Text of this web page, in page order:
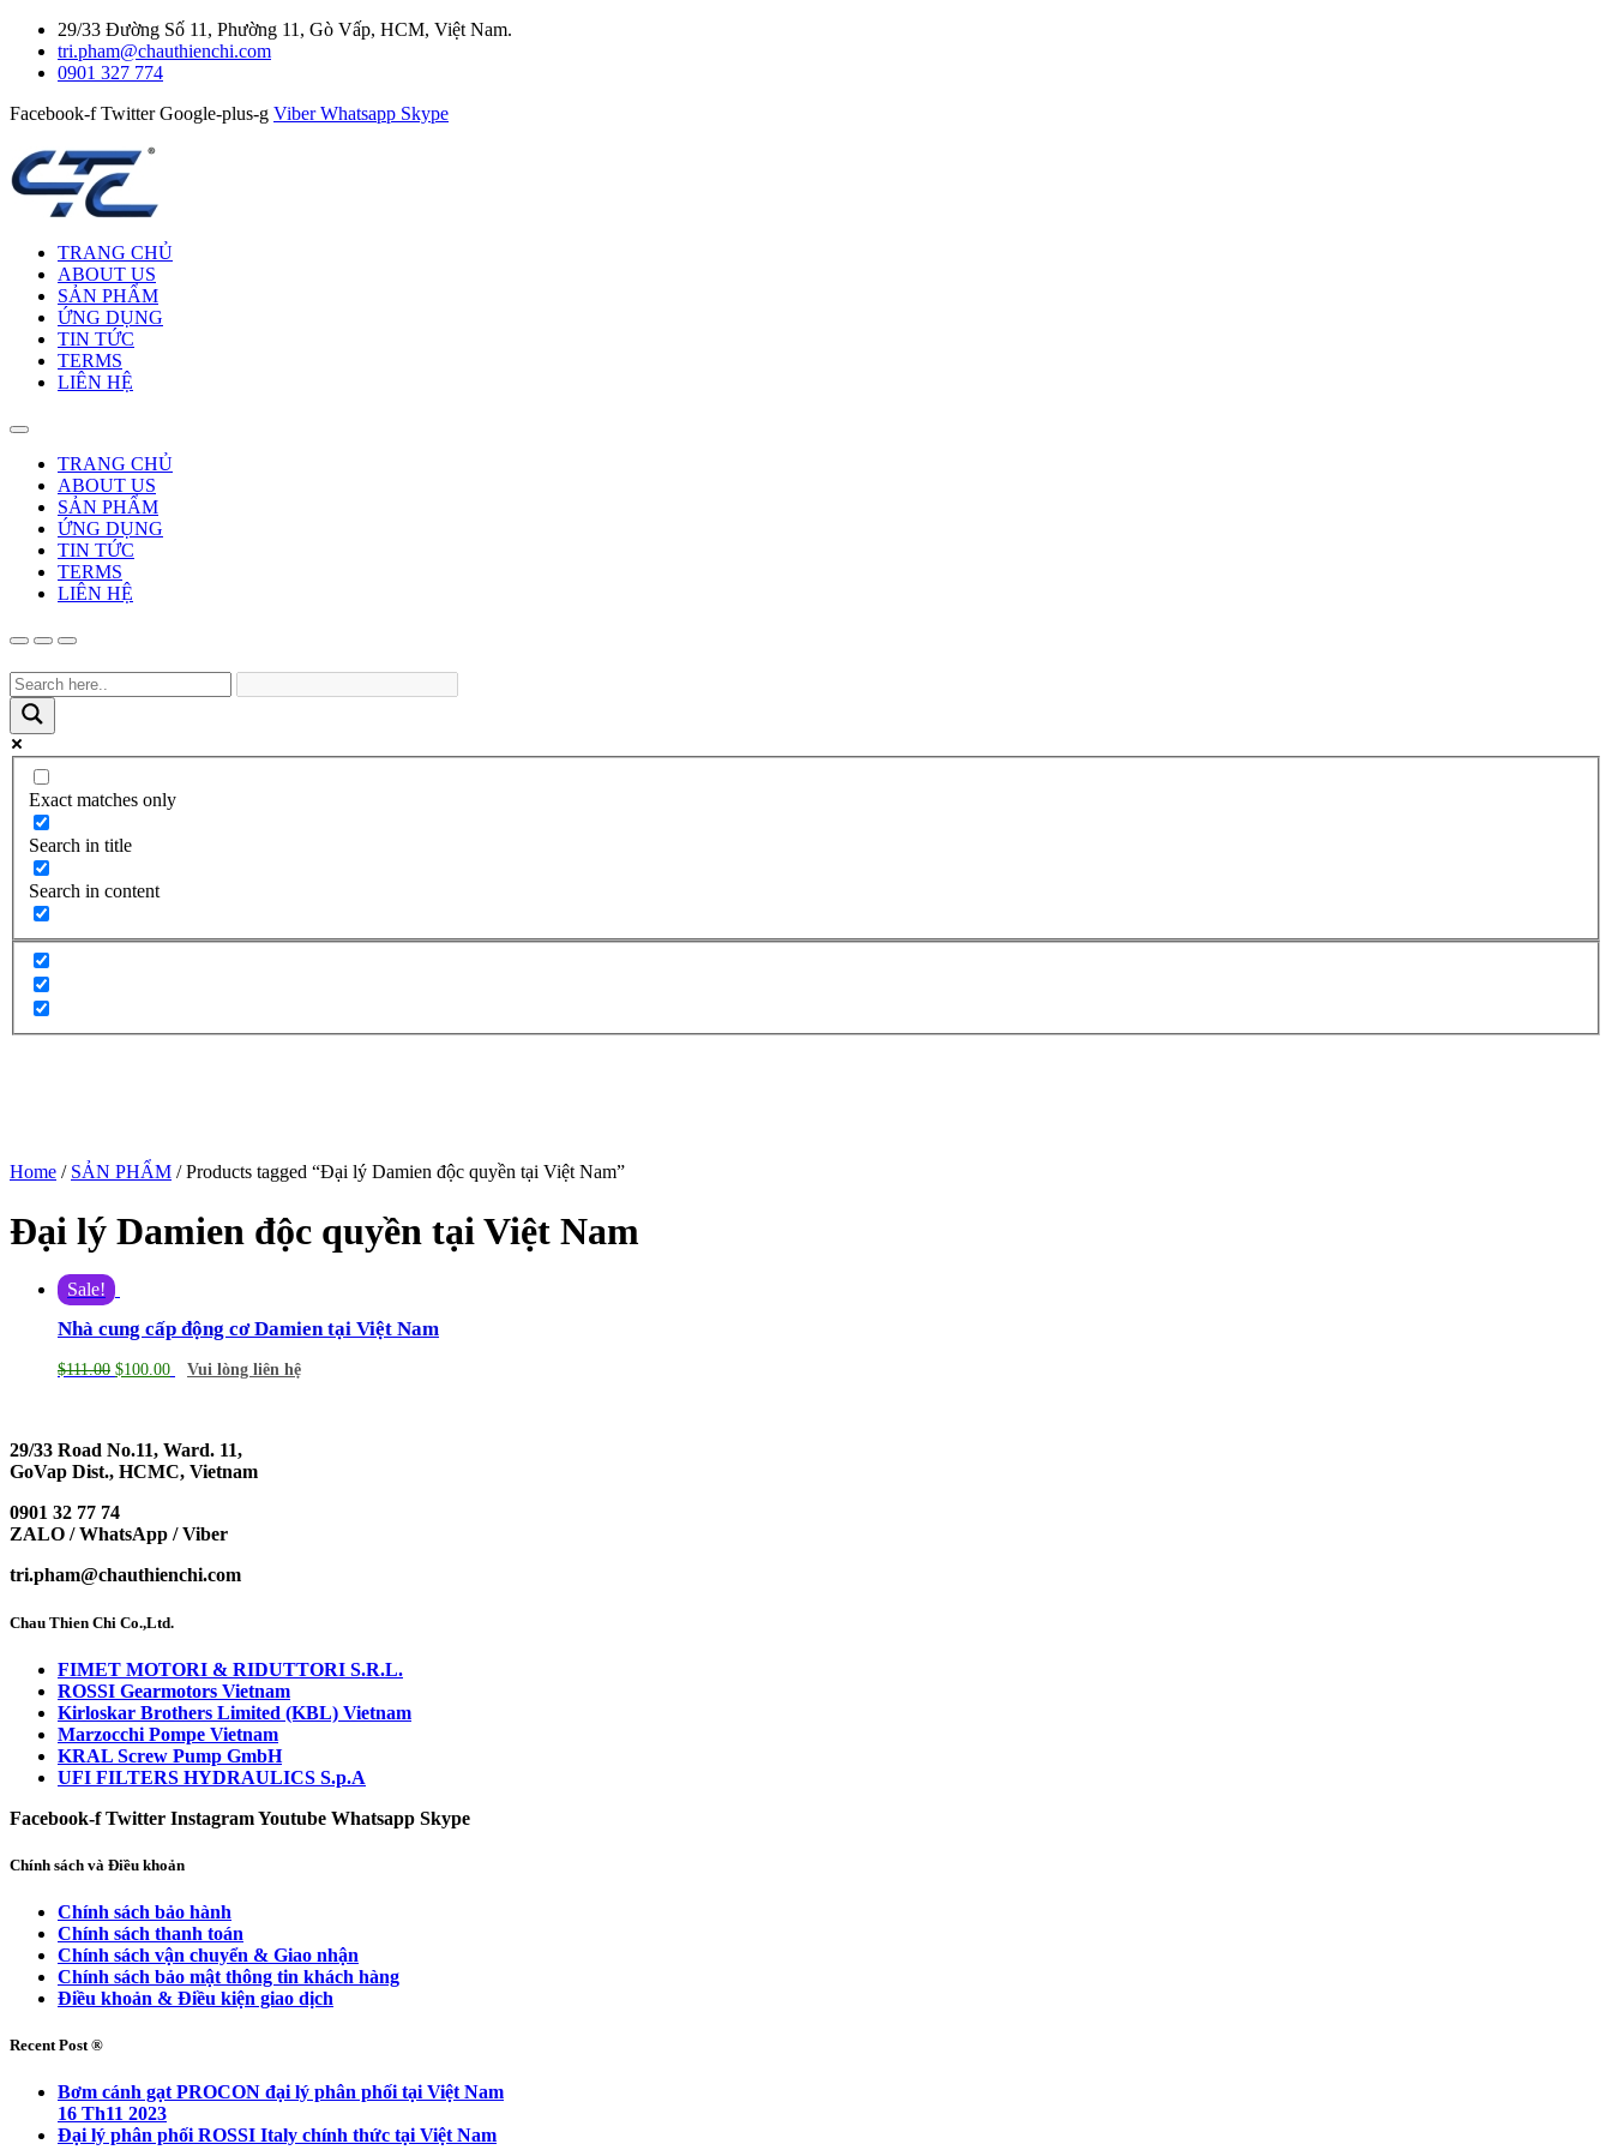
29/33 Đường Số 11, Phường 11, Gò Vấp, HCM, Việt Nam.
tri.pham@chauthienchi.com
0901 327 774
Facebook-f Twitter Google-plus-g Viber Whatsapp Skype
TRANG CHỦ
ABOUT US
SẢN PHẨM
ỨNG DỤNG
TIN TỨC
TERMS
LIÊN HỆ
TRANG CHỦ
ABOUT US
SẢN PHẨM
ỨNG DỤNG
TIN TỨC
TERMS
LIÊN HỆ
Exact matches only
Search in title
Search in content
Home / SẢN PHẨM / Products tagged “Đại lý Damien độc quyền tại Việt Nam”
Đại lý Damien độc quyền tại Việt Nam
Sale!
Nhà cung cấp động cơ Damien tại Việt Nam
$111.00 $100.00 Vui lòng liên hệ
29/33 Road No.11, Ward. 11,
GoVap Dist., HCMC, Vietnam
0901 32 77 74
ZALO / WhatsApp / Viber
tri.pham@chauthienchi.com
Chau Thien Chi Co.,Ltd.
FIMET MOTORI & RIDUTTORI S.R.L.
ROSSI Gearmotors Vietnam
Kirloskar Brothers Limited (KBL) Vietnam
Marzocchi Pompe Vietnam
KRAL Screw Pump GmbH
UFI FILTERS HYDRAULICS S.p.A
Facebook-f Twitter InstagramYoutube Whatsapp Skype
Chính sách và Điều khoản
Chính sách bảo hành
Chính sách thanh toán
Chính sách vận chuyển & Giao nhận
Chính sách bảo mật thông tin khách hàng
Điều khoản & Điều kiện giao dịch
Recent Post ®
Bơm cánh gạt PROCON đại lý phân phối tại Việt Nam
16 Th11 2023
Đại lý phân phối ROSSI Italy chính thức tại Việt Nam